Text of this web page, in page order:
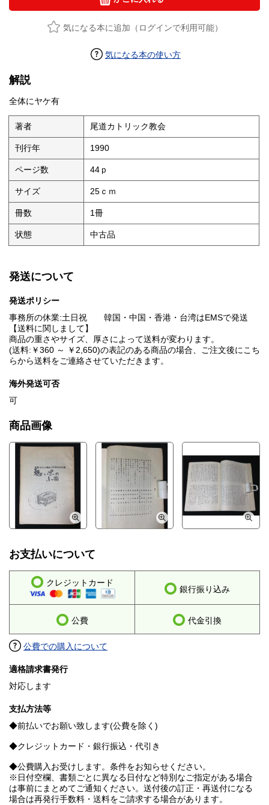
気になる本に追加（ログインで利用可能）
気になる本の使い方
解説
全体にヤケ有
著者 尾道カトリック教会
刊行年 1990
ページ数 44ｐ
サイズ 25ｃｍ
冊数 1冊
状態 中古品
発送について
発送ポリシー
事務所の休業:土日祝 韓国・中国・香港・台湾はEMSで発送
【送料に関しまして】
商品の重さやサイズ、厚さによって送料が変わります。
(送料:￥360 ～ ￥2,650)の表記のある商品の場合、ご注文後にこち
らから送料をご連絡させていただきます。
海外発送可否
可
商品画像
お支払いについて
クレジットカード
銀行振り込み
公費 代金引換
公費での購入について
適格請求書発行
対応します
支払方法等
◆前払いでお願い致します(公費を除く)
◆クレジットカード・銀行振込・代引き
◆公費購入お受けします。条件をお知らせください。
※日付空欄、書類ごとに異なる日付など特別なご指定がある場合
は事前にまとめてご通知ください。送付後の訂正・再送付になる
場合は再発行手数料・送料をご請求する場合があります。